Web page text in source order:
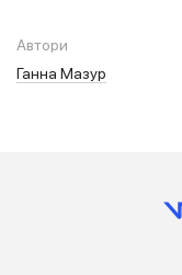
Автори
Ганна Мазур